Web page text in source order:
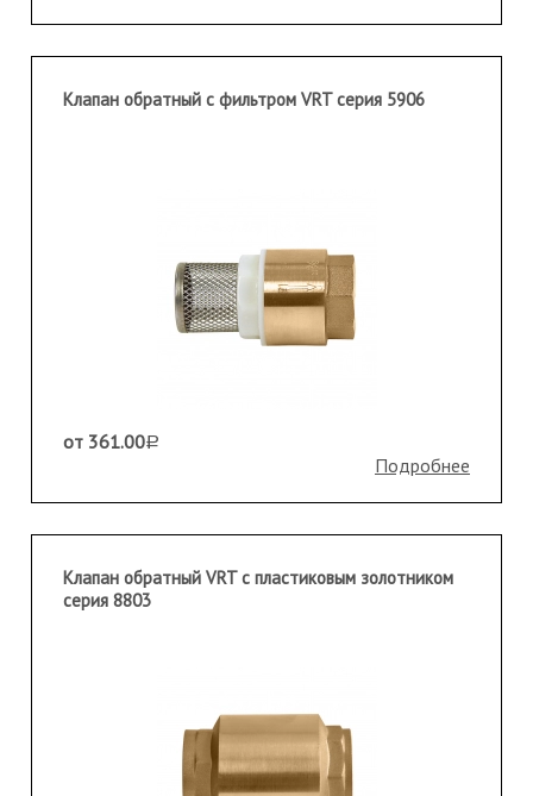
Клапан обратный с фильтром VRT серия 5906
от 361.00a
Подробнее
Клапан обратный VRT с пластиковым золотником
серия 8803